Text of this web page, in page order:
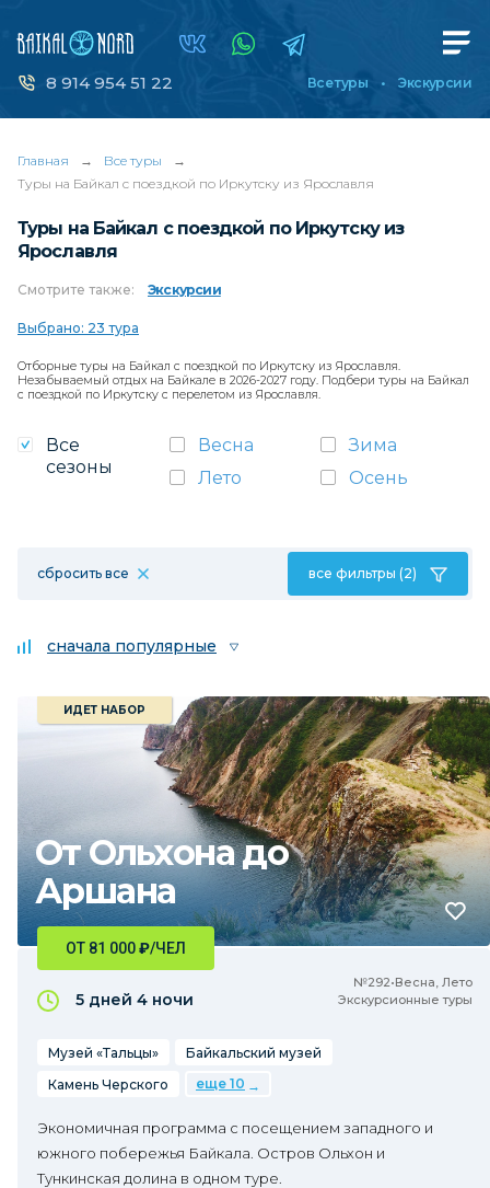
8 914 954 51 22 Все туры Экскурсии
Главная → Все туры
→
Туры на Байкал с поездкой по Иркутску из Ярославля
Туры на Байкал с поездкой по Иркутску из
Ярославля
Смотрите также: Экскурсии
Выбрано: 23 тура
Отборные туры на Байкал с поездкой по Иркутску из Ярославля.
Незабываемый отдых на Байкале в 2026-2027 году. Подбери туры на Байкал
с поездкой по Иркутску с перелетом из Ярославля.
Все
сезоны
Весна
Зима
Лето
Осень
сбросить все все фильтры (2)
сначала популярные
От Ольхона до
Аршана
ИДЕТ НАБОР
№292•Весна, Лето
Экскурсионные туры
ОТ 81 000₽/ЧЕЛ
5 дней 4 ночи
Музей «Тальцы»
Байкальский музей
Камень Черского
еще 10
Экономичная программа с посещением западного и
южного побережья Байкала. Остров Ольхон и
Тункинская долина в одном туре.